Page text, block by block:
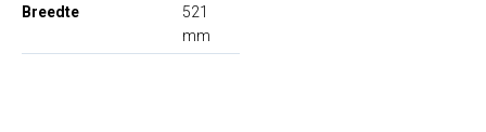
Breedte
521
mm